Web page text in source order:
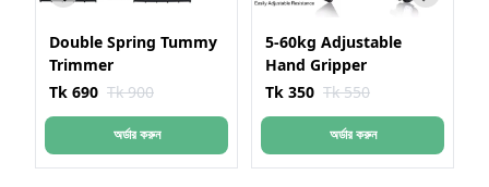
5-60kg Adjustable
Hand Gripper
Tk 350 Tk 550
অর্ডার করুন
HP-6000G Gas Pressure
Booster Machine গ্যাসের
চাপ বাড়ানোর মেশিন
Tk 1150 Tk 1500
অর্ডার করুন